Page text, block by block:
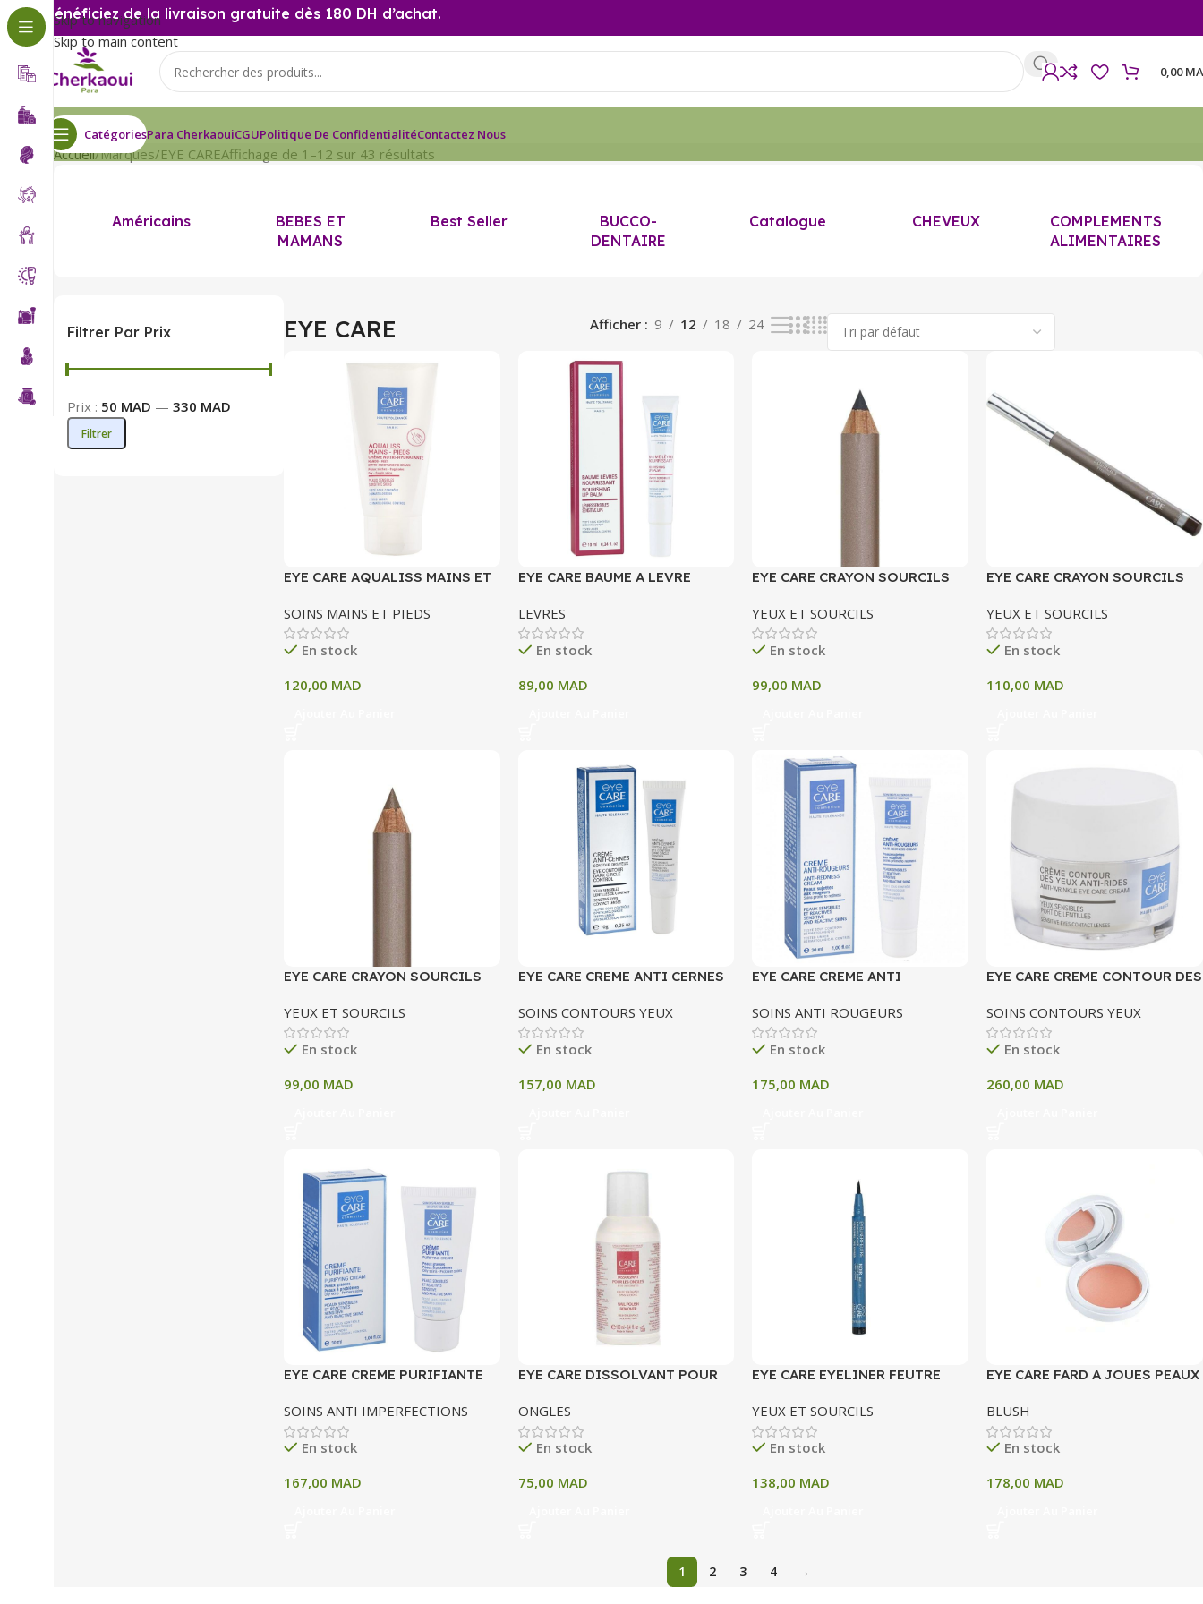
Skip to navigation
Skip to main content
Bénéficiez de la livraison gratuite dès 180 DH d’achat.
0,00
CatégoriesPara CherkaouiCGUPolitique De ConfidentialitéContactez Nous
Accueil Marques EYE CAREAffichage de 1–12 sur 43 résultats
Américains
BEBES ET
MAMANS
Best Seller
BUCCO-
DENTAIRE
Catalogue CHEVEUX
COMPLEMENTS
ALIMENTAIRES
Filtrer Par Prix
Filtrer
Prix : 50 MAD — 330 MAD
EYE CARE Afficher 9 12 18 24
EYE CARE AQUALISS MAINS ET
HYDRATANTE 50 ML
SOINS MAINS ET PIEDS
En stock
120,00 MAD
EYE CARE BAUME A LEVRE
SENSIBLES 10 ML
LEVRES
En stock
89,00 MAD
EYE CARE CRAYON SOURCILS
YEUX ET SOURCILS
En stock
99,00 MAD
EYE CARE CRAYON SOURCILS
YEUX ET SOURCILS
En stock
110,00 MAD
EYE CARE CRAYON SOURCILS
YEUX ET SOURCILS
En stock
99,00 MAD
EYE CARE CREME ANTI CERNES
SOINS CONTOURS YEUX
En stock
157,00 MAD
EYE CARE CREME ANTI
SOINS ANTI ROUGEURS
En stock
175,00 MAD
EYE CARE CREME CONTOUR DES
SOINS CONTOURS YEUX
En stock
260,00 MAD
EYE CARE CREME PURIFIANTE
SOINS ANTI IMPERFECTIONS
En stock
167,00 MAD
EYE CARE DISSOLVANT POUR
ONGLES
En stock
75,00 MAD
EYE CARE EYELINER FEUTRE
YEUX ET SOURCILS
En stock
138,00 MAD
EYE CARE FARD A JOUES PEAUX
BLUSH
En stock
178,00 MAD
1 2 3 4 →